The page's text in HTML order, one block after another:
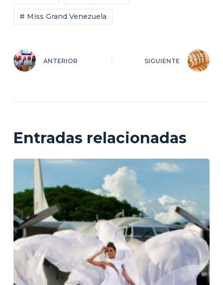
# Miss Grand Venezuela
ANTERIOR SIGUIENTE
Entradas relacionadas